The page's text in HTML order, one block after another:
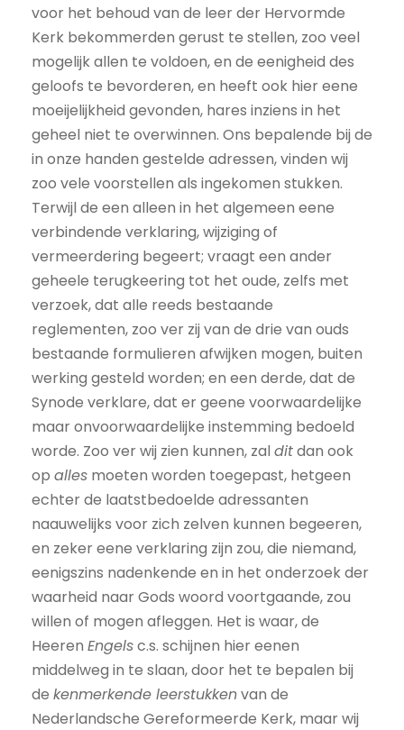
voor het behoud van de leer der Hervormde
Kerk bekommerden gerust te stellen, zoo veel
mogelijk allen te voldoen, en de eenigheid des
geloofs te bevorderen, en heeft ook hier eene
moeijelijkheid gevonden, hares inziens in het
geheel niet te overwinnen. Ons bepalende bij de
in onze handen gestelde adressen, vinden wij
zoo vele voorstellen als ingekomen stukken.
Terwijl de een alleen in het algemeen eene
verbindende verklaring, wijziging of
vermeerdering begeert; vraagt een ander
geheele terugkeering tot het oude, zelfs met
verzoek, dat alle reeds bestaande
reglementen, zoo ver zij van de drie van ouds
bestaande formulieren afwijken mogen, buiten
werking gesteld worden; en een derde, dat de
Synode verklare, dat er geene voorwaardelijke
maar onvoorwaardelijke instemming bedoeld
worde. Zoo ver wij zien kunnen, zal ditdan ook
op alles moeten worden toegepast, hetgeen
echter de laatstbedoelde adressanten
naauwelijks voor zich zelven kunnen begeeren,
en zeker eene verklaring zijn zou, die niemand,
eenigszins nadenkende en in het onderzoek der
waarheid naar Gods woord voortgaande, zou
willen of mogen afleggen. Het is waar, de
Heeren Engelsc.s. schijnen hier eenen
middelweg in te slaan, door het te bepalen bij
de kenmerkende leerstukkenvan de
Nederlandsche Gereformeerde Kerk, maar wij